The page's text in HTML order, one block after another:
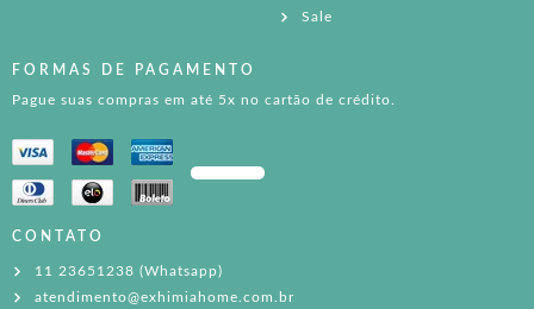
Sale
FORMAS DE PAGAMENTO
Pague suas compras em até 5x no cartão de crédito.
CONTATO
11 23651238 (Whatsapp)
atendimento@exhimiahome.com.br